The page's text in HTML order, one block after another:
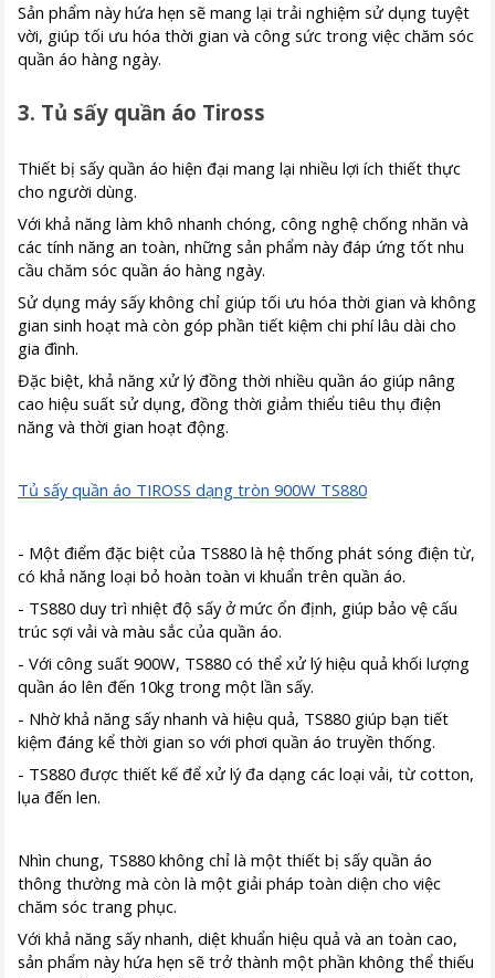
Sản phẩm này hứa hẹn sẽ mang lại trải nghiệm sử dụng tuyệt
vời, giúp tối ưu hóa thời gian và công sức trong việc chăm sóc
quần áo hàng ngày.
3. Tủ sấy quần áo Tiross
Thiết bị sấy quần áo hiện đại mang lại nhiều lợi ích thiết thực
cho người dùng.
Với khả năng làm khô nhanh chóng, công nghệ chống nhăn và
các tính năng an toàn, những sản phẩm này đáp ứng tốt nhu
cầu chăm sóc quần áo hàng ngày.
Sử dụng máy sấy không chỉ giúp tối ưu hóa thời gian và không
gian sinh hoạt mà còn góp phần tiết kiệm chi phí lâu dài cho
gia đình.
Đặc biệt, khả năng xử lý đồng thời nhiều quần áo giúp nâng
cao hiệu suất sử dụng, đồng thời giảm thiểu tiêu thụ điện
năng và thời gian hoạt động.
Tủ sấy quần áo TIROSS dạng tròn 900W TS880
- Một điểm đặc biệt của TS880 là hệ thống phát sóng điện từ,
có khả năng loại bỏ hoàn toàn vi khuẩn trên quần áo.
- TS880 duy trì nhiệt độ sấy ở mức ổn định, giúp bảo vệ cấu
trúc sợi vải và màu sắc của quần áo.
- Với công suất 900W, TS880 có thể xử lý hiệu quả khối lượng
quần áo lên đến 10kg trong một lần sấy.
- Nhờ khả năng sấy nhanh và hiệu quả, TS880 giúp bạn tiết
kiệm đáng kể thời gian so với phơi quần áo truyền thống.
- TS880 được thiết kế để xử lý đa dạng các loại vải, từ cotton,
lụa đến len.
Nhìn chung, TS880 không chỉ là một thiết bị sấy quần áo
thông thường mà còn là một giải pháp toàn diện cho việc
chăm sóc trang phục.
Với khả năng sấy nhanh, diệt khuẩn hiệu quả và an toàn cao,
sản phẩm này hứa hẹn sẽ trở thành một phần không thể thiếu